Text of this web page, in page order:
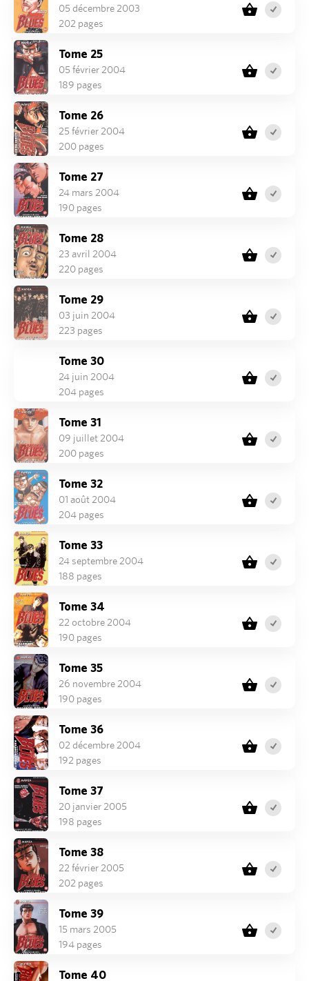
05 décembre 2003
202 pages
Tome 25
05 février 2004
189 pages
Tome 26
25 février 2004
200 pages
Tome 27
24 mars 2004
190 pages
Tome 28
23 avril 2004
220 pages
Tome 29
03 juin 2004
223 pages
Tome 30
24 juin 2004
204 pages
Tome 31
09 juillet 2004
200 pages
Tome 32
01 août 2004
204 pages
Tome 33
24 septembre 2004
188 pages
Tome 34
22 octobre 2004
190 pages
Tome 35
26 novembre 2004
190 pages
Tome 36
02 décembre 2004
192 pages
Tome 37
20 janvier 2005
198 pages
Tome 38
22 février 2005
202 pages
Tome 39
15 mars 2005
194 pages
Tome 40